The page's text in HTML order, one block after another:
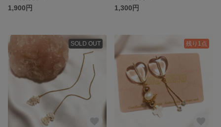
1,900円
1,300円
SOLD OUT 残り1点